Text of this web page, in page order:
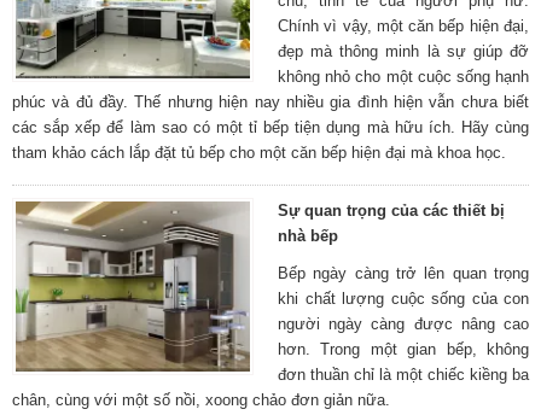
Chính vì vậy, một căn bếp hiện đại,
đẹp mà thông minh là sự giúp đỡ
không nhỏ cho một cuộc sống hạnh
phúc và đủ đầy. Thế nhưng hiện nay nhiều gia đình hiện vẫn chưa biết
các sắp xếp để làm sao có một tỉ bếp tiện dụng mà hữu ích. Hãy cùng
tham khảo cách lắp đặt tủ bếp cho một căn bếp hiện đại mà khoa học.
Sự quan trọng của các thiết bị
nhà bếp
Bếp ngày càng trở lên quan trọng
khi chất lượng cuộc sống của con
người ngày càng được nâng cao
hơn. Trong một gian bếp, không
đơn thuần chỉ là một chiếc kiềng ba
chân, cùng với một số nồi, xoong chảo đơn giản nữa.